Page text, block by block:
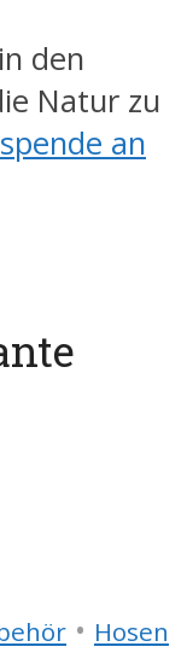
den
Natur zu
an
• Hosen